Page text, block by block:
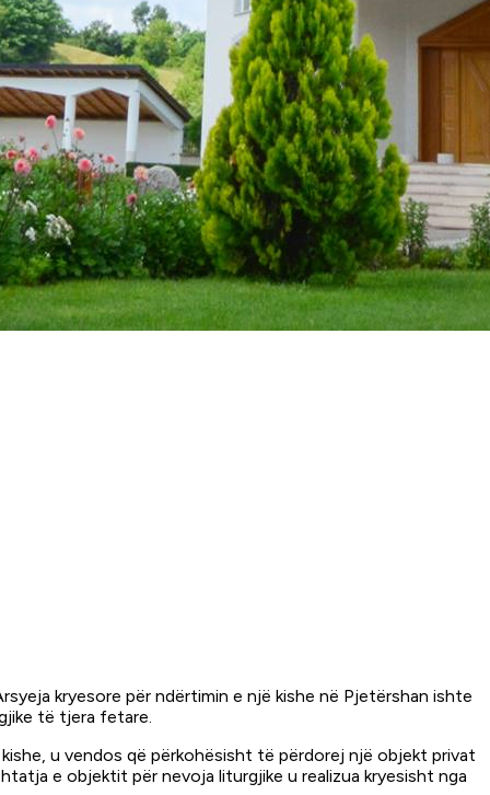
kryesore për ndërtimin e një kishe në Pjetërshan ishte
të tjera fetare.
u vendos që përkohësisht të përdorej një objekt privat
e objektit për nevoja liturgjike u realizua kryesisht nga